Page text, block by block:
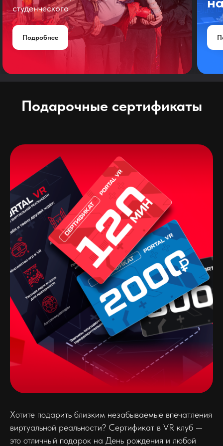
студенческого
Подробнее
Подарочные сертификаты
Хотите подарить близким незабываемые впечатления
виртуальной реальности? Сертификат в VR клуб —
это отличный подарок на День рождения и любой